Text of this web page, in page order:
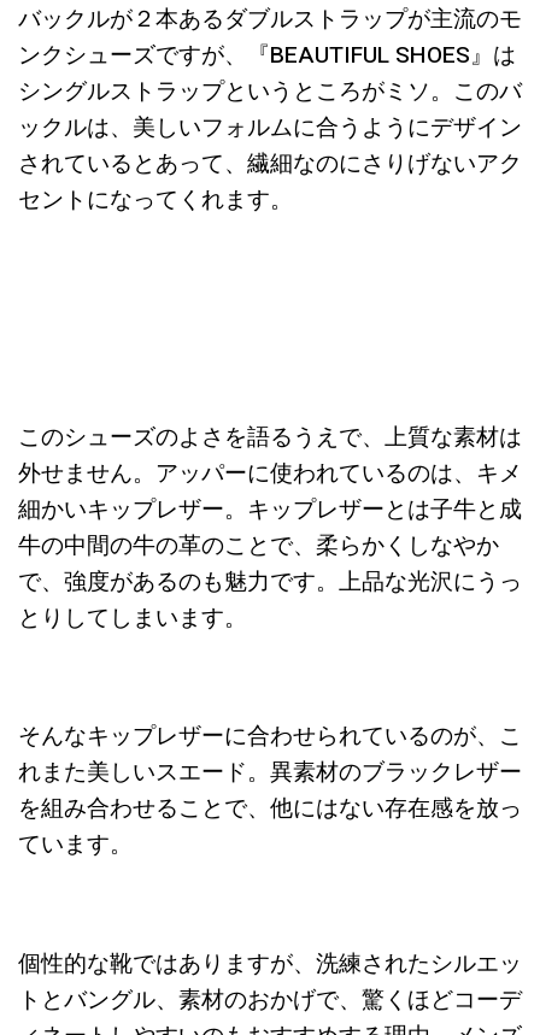
バックルが２本あるダブルストラップが主流のモ
ンクシューズですが、『BEAUTIFUL SHOES』は
シングルストラップというところがミソ。このバ
ックルは、美しいフォルムに合うようにデザイン
されているとあって、繊細なのにさりげないアク
セントになってくれます。
このシューズのよさを語るうえで、上質な素材は
外せません。アッパーに使われているのは、キメ
細かいキップレザー。キップレザーとは子牛と成
牛の中間の牛の革のことで、柔らかくしなやか
で、強度があるのも魅力です。上品な光沢にうっ
とりしてしまいます。
そんなキップレザーに合わせられているのが、こ
れまた美しいスエード。異素材のブラックレザー
を組み合わせることで、他にはない存在感を放っ
ています。
個性的な靴ではありますが、洗練されたシルエッ
トとバングル、素材のおかげで、驚くほどコーデ